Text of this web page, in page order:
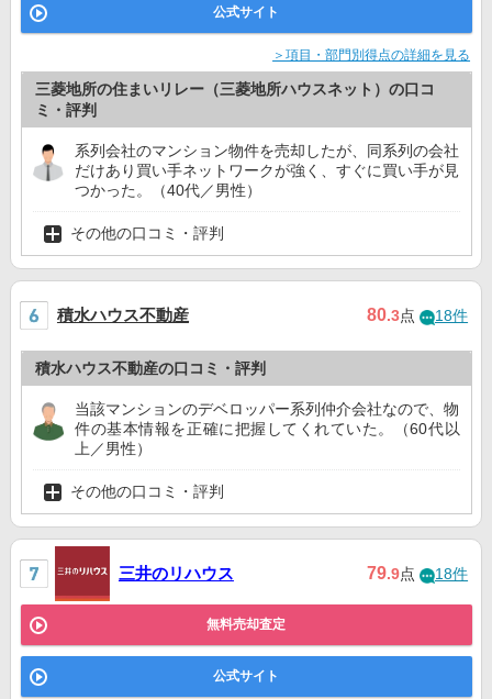
公式サイト
＞項目・部門別得点の詳細を見る
三菱地所の住まいリレー（三菱地所ハウスネット）の口コ
ミ・評判
系列会社のマンション物件を売却したが、同系列の会社
だけあり買い手ネットワークが強く、すぐに買い手が見
つかった。（40代／男性）
その他の口コミ・評判
積水ハウス不動産 80.3点 18件
積水ハウス不動産の口コミ・評判
当該マンションのデベロッパー系列仲介会社なので、物
件の基本情報を正確に把握してくれていた。（60代以
上／男性）
その他の口コミ・評判
三井のリハウス 79.9点 18件
無料売却査定
公式サイト